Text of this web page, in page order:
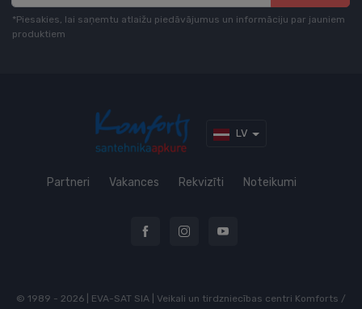
*Piesakies, lai saņemtu atlaižu piedāvājumus un informāciju par jauniem
produktiem
LV
Partneri Vakances Rekvizīti Noteikumi
© 1989 - 2026 | EVA-SAT SIA | Veikali un tirdzniecības centri Komforts /